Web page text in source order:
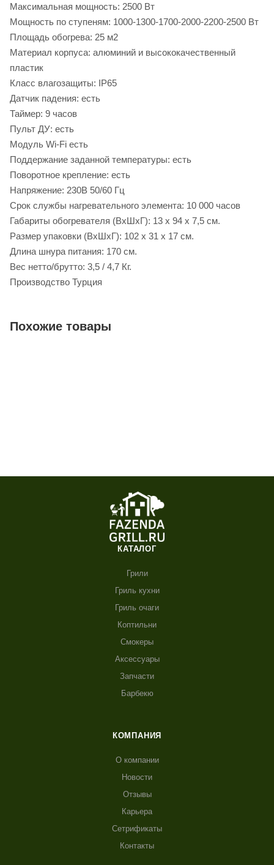
Максимальная мощность: 2500 Вт
Мощность по ступеням: 1000-1300-1700-2000-2200-2500 Вт
Площадь обогрева: 25 м2
Материал корпуса: алюминий и высококачественный
пластик
Класс влагозащиты: IP65
Датчик падения: есть
Таймер: 9 часов
Пульт ДУ: есть
Модуль Wi-Fi есть
Поддержание заданной температуры: есть
Поворотное крепление: есть
Напряжение: 230В 50/60 Гц
Срок службы нагревательного элемента: 10 000 часов
Габариты обогревателя (ВxШxГ): 13 x 94 x 7,5 см.
Размер упаковки (ВхШxГ): 102 x 31 x 17 см.
Длина шнура питания: 170 см.
Вес нетто/брутто: 3,5 / 4,7 Кг.
Производство Турция
Похожие товары
КАТАЛОГ
Грили
Гриль кухни
Гриль очаги
Коптильни
Смокеры
Аксессуары
Запчасти
Барбекю
КОМПАНИЯ
О компании
Новости
Отзывы
Карьера
Сетрификаты
Контакты